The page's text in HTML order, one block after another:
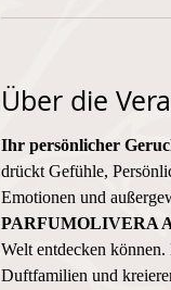
Über die
Ihr persönlicher
drückt Gefühle,
Emotionen und
PARFUMOLIVERA
Welt entdecken
Duftfamilien und